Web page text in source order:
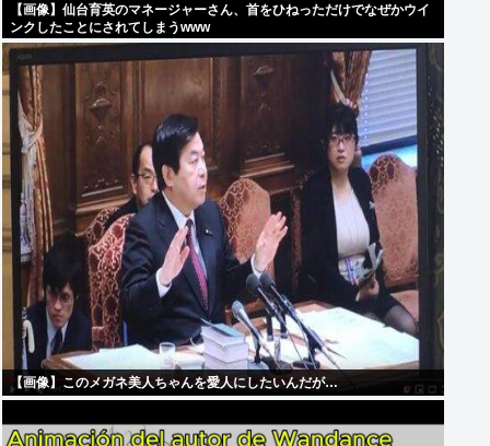
【画像】仙台育英のマネージャーさん、首をひねっただけでなぜかウイ
ンクしたことにされてしまうwww
【画像】このメガネ美人ちゃんを愛人にしたいんだが…